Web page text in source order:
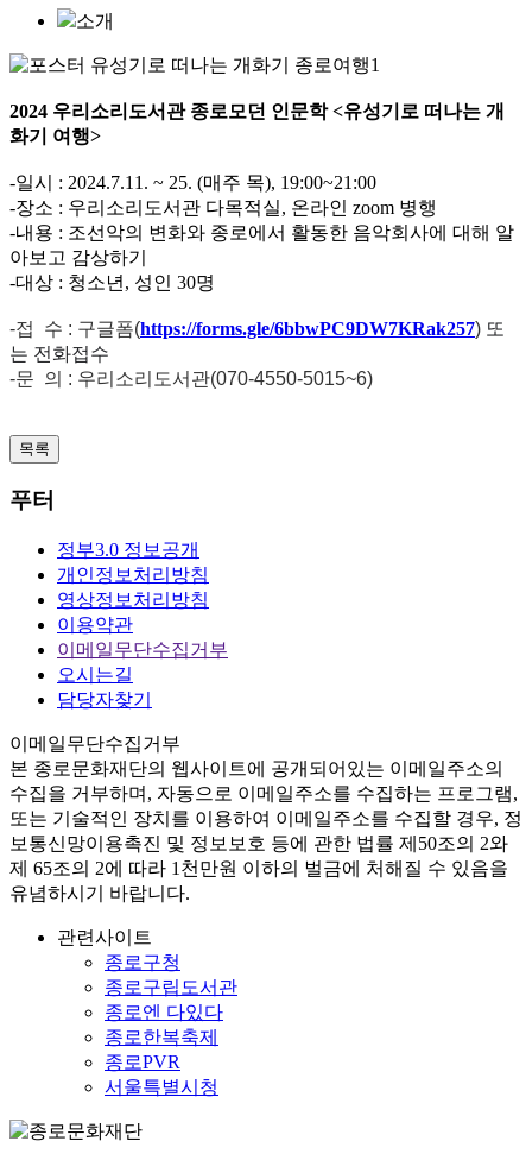
소개
2024 우리소리도서관 종로모던 인문학 <유성기로 떠나는 개
화기 여행>
-일시 : 2024.7.11. ~ 25. (매주 목), 19:00~21:00
-장소 : 우리소리도서관 다목적실, 온라인 zoom 병행
-내용 : 조선악의 변화와 종로에서 활동한 음악회사에 대해 알
아보고 감상하기
-대상 : 청소년, 성인 30명
-접 수 : 구글폼(https://forms.gle/6bbwPC9DW7KRak257) 또
는 전화접수
-문 의 : 우리소리도서관(070-4550-5015~6)
목록
푸터
정부3.0 정보공개
개인정보처리방침
영상정보처리방침
이용약관
이메일무단수집거부
오시는길
담당자찾기
이메일무단수집거부
본 종로문화재단의 웹사이트에 공개되어있는 이메일주소의
수집을 거부하며, 자동으로 이메일주소를 수집하는 프로그램,
또는 기술적인 장치를 이용하여 이메일주소를 수집할 경우, 정
보통신망이용촉진 및 정보보호 등에 관한 법률 제50조의 2와
제 65조의 2에 따라 1천만원 이하의 벌금에 처해질 수 있음을
유념하시기 바랍니다.
관련사이트
종로구청
종로구립도서관
종로엔 다있다
종로한복축제
종로PVR
서울특별시청